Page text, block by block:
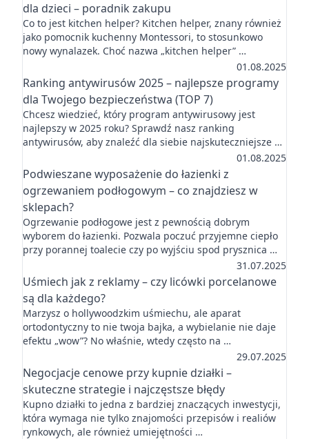
dla dzieci – poradnik zakupu
Co to jest kitchen helper? Kitchen helper, znany również
jako pomocnik kuchenny Montessori, to stosunkowo
nowy wynalazek. Choć nazwa „kitchen helper” …
01.08.2025
Ranking antywirusów 2025 – najlepsze programy
dla Twojego bezpieczeństwa (TOP 7)
Chcesz wiedzieć, który program antywirusowy jest
najlepszy w 2025 roku? Sprawdź nasz ranking
antywirusów, aby znaleźć dla siebie najskuteczniejsze …
01.08.2025
Podwieszane wyposażenie do łazienki z
ogrzewaniem podłogowym – co znajdziesz w
sklepach?
Ogrzewanie podłogowe jest z pewnością dobrym
wyborem do łazienki. Pozwala poczuć przyjemne ciepło
przy porannej toalecie czy po wyjściu spod prysznica …
31.07.2025
Uśmiech jak z reklamy – czy licówki porcelanowe
są dla każdego?
Marzysz o hollywoodzkim uśmiechu, ale aparat
ortodontyczny to nie twoja bajka, a wybielanie nie daje
efektu „wow”? No właśnie, wtedy często na …
29.07.2025
Negocjacje cenowe przy kupnie działki –
skuteczne strategie i najczęstsze błędy
Kupno działki to jedna z bardziej znaczących inwestycji,
która wymaga nie tylko znajomości przepisów i realiów
rynkowych, ale również umiejętności …